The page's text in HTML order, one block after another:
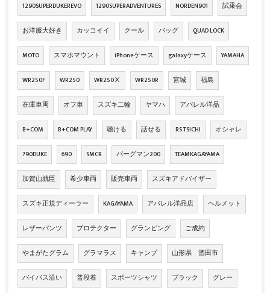
1290SUPERDUKEREVO 1290SUPERADVENTURES NORDEN901 試乗会
お洋服大好き カッコイイ クール バッグ QUAD LOCK
MOTO スマホマウント iPhoneケース galaxyケース YAMAHA
WR250F WR250 WR250Ⅹ WR250R 宮城 福島
在庫車両 オフ車 スズキ二輪 ヤマハ アパレル洋品
B+COM B+COM PLAY 聴ける 話せる RS TSICHI オシャレ
790DUKE 690 SMCR バーグマン200 TEAMKAGAYAMA
加賀山就臣 希少車両 販売車両 スズキアドバイザー
スズキ正規ディーラー KAGAYAMA アパレル洋品店 ヘルメット
レザーパンツ プロテクター グランピング ご成約
やまがたグラム グラマラス キャンプ 山形県 酒田市
バイパス沿い 普段着 スポーツシャツ ブラック グレー